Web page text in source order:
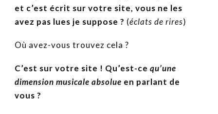
et c’est écrit sur votre site, vous ne les
avez pas lues je suppose ? (éclats de rires)
Où avez-vous trouvez cela ?
C’est sur votre site ! Qu’est-ce qu’une
dimension musicale absolue en parlant de
vous ?